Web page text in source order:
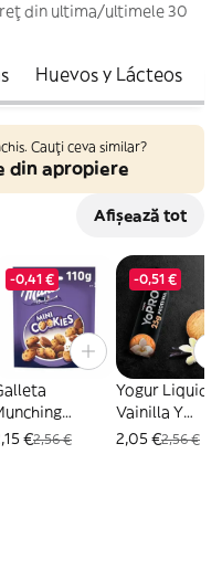
din ultima/ultimele 30
Huevos y Lácteos
Cauți ceva similar?
din apropiere
Afișează tot
-0,41 €
Milka
€2,56 €
-0,51 €
Yogur Liquido
Vainilla Y
Cookies Yopro
2,05 €2,56 €